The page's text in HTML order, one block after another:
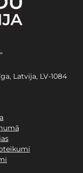
Latvija, LV-1084